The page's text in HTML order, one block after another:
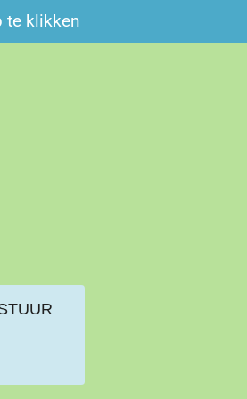
te klikken